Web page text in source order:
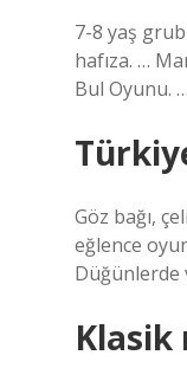
7-8 yaş
hafıza. …
Bul Oyunu.
Göz bağı,
eğlence
Düğünlerde
Klasik